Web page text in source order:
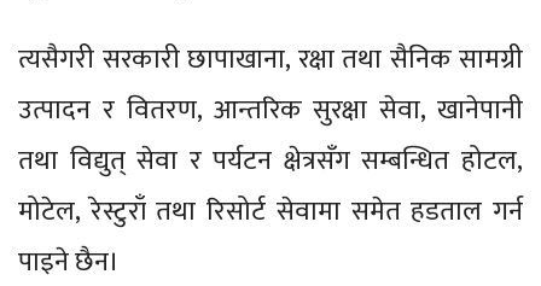
त्यसैगरी सरकारी छापाखाना, रक्षा तथा सैनिक सामग्री
उत्पादन र वितरण, आन्तरिक सुरक्षा सेवा, खानेपानी
तथा विद्युत् सेवा र पर्यटन क्षेत्रसँग सम्बन्धित होटल,
मोटेल, रेस्टुराँ तथा रिसोर्ट सेवामा समेत हडताल गर्न
पाइने छैन।